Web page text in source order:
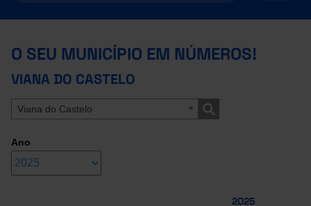
O SEU MUNICÍPIO EM NÚMEROS!
VIANA DO CASTELO
Viana do Castelo
Ano
2025